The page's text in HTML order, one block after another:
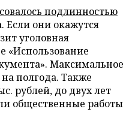
подлинностью
Если они окажутся
уголовная
«Использование
Максимальное
полгода. Также
рублей, до двух лет
общественные работы